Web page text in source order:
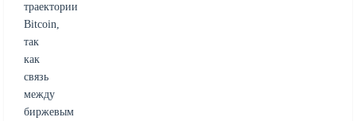
траектории
Bitcoin,
так
как
связь
между
биржевым